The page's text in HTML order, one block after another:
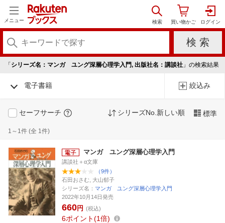
メニュー
「 シリーズ名：マンガ ユング深層心理学入門, 出版社名：講談社 」の検索結果
電子書籍 絞込み
セーフサーチ シリーズNo.新しい順 標準
1～1件 (全 1件)
マンガ ユング深層心理学入門
講談社＋α文庫
（9件）
石田おさむ, 大山郁子
シリーズ名： マンガ ユング深層心理学入門
2022年10月14日発売
660円 (税込)
6ポイント 1倍